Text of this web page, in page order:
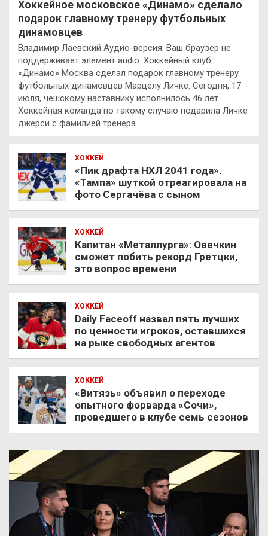
Хоккейное московское «Динамо» сделало
подарок главному тренеру футбольных
динамовцев
Владимир Лаевский Аудио-версия: Ваш браузер не
поддерживает элемент audio. Хоккейный клуб
«Динамо» Москва сделал подарок главному тренеру
футбольных динамовцев Марцелу Личке. Сегодня, 17
июля, чешскому наставнику исполнилось 46 лет.
Хоккейная команда по такому случаю подарила Личке
джерси с фамилией тренера…
ХОККЕЙ
«Пик драфта НХЛ 2041 года».
«Тампа» шуткой отреагировала на
фото Сергачёва с сыном
ХОККЕЙ
Капитан «Металлурга»: Овечкин
сможет побить рекорд Гретцки,
это вопрос времени
ХОККЕЙ
Daily Faceoff назвал пять лучших
по ценности игроков, оставшихся
на рыке свободных агентов
ХОККЕЙ
«Витязь» объявил о переходе
опытного форварда «Сочи»,
проведшего в клубе семь сезонов